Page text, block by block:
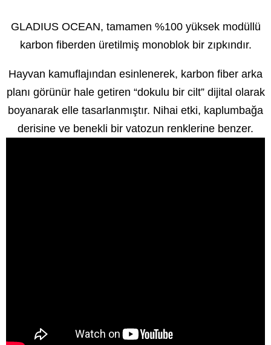
GLADIUS OCEAN, tamamen %100 yüksek modüllü
karbon fiberden üretilmiş monoblok bir zıpkındır.
Hayvan kamuflajından esinlenerek, karbon fiber arka
planı görünür hale getiren “dokulu bir cilt” dijital olarak
boyanarak elle tasarlanmıştır. Nihai etki, kaplumbağa
derisine ve benekli bir vatozun renklerine benzer.